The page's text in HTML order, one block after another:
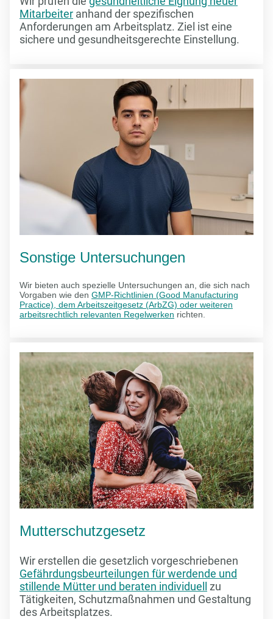
Mitarbeiter anhand der spezifischen
Anforderungen am Arbeitsplatz. Ziel ist eine
sichere und gesundheitsgerechte Einstellung.
Sonstige Untersuchungen
Wir bieten auch spezielle Untersuchungen an, die sich nach
Vorgaben wie den GMP-Richtlinien (Good Manufacturing
Practice), dem Arbeitszeitgesetz (ArbZG) oder weiteren
arbeitsrechtlich relevanten Regelwerken richten.
Mutterschutzgesetz
Wir erstellen die gesetzlich vorgeschriebenen
Gefährdungsbeurteilungen für werdende und
stillende Mütter und beraten individuell zu
Tätigkeiten, Schutzmaßnahmen und Gestaltung
des Arbeitsplatzes.